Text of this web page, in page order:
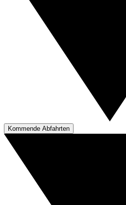
Kommende Abfahrten